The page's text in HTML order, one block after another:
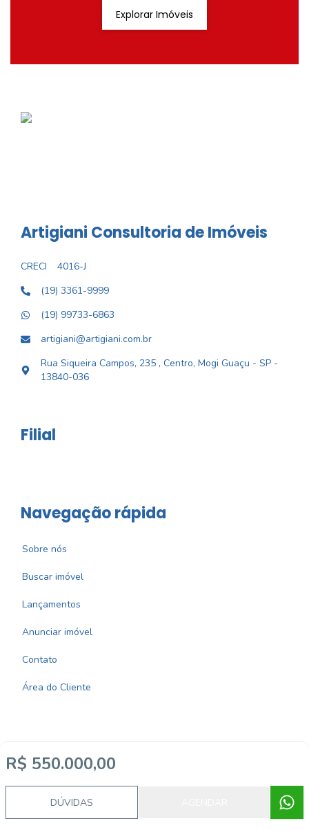
R$ 550.000,00
DÚVIDAS
Explorar Imóveis
Artigiani Consultoria de Imóveis
CRECI
4016-J
(19) 3361-9999
(19) 99733-6863
artigiani@artigiani.com.br
Rua Siqueira Campos, 235 , Centro, Mogi Guaçu - SP -
13840-036
Filial
Navegação rápida
Sobre nós
Buscar imóvel
Lançamentos
Anunciar imóvel
Contato
Área do Cliente
Imobiliária Certificada:
Selo de Tecnologia Loft